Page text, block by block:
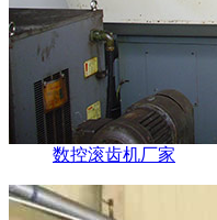
数控滚齿机厂家